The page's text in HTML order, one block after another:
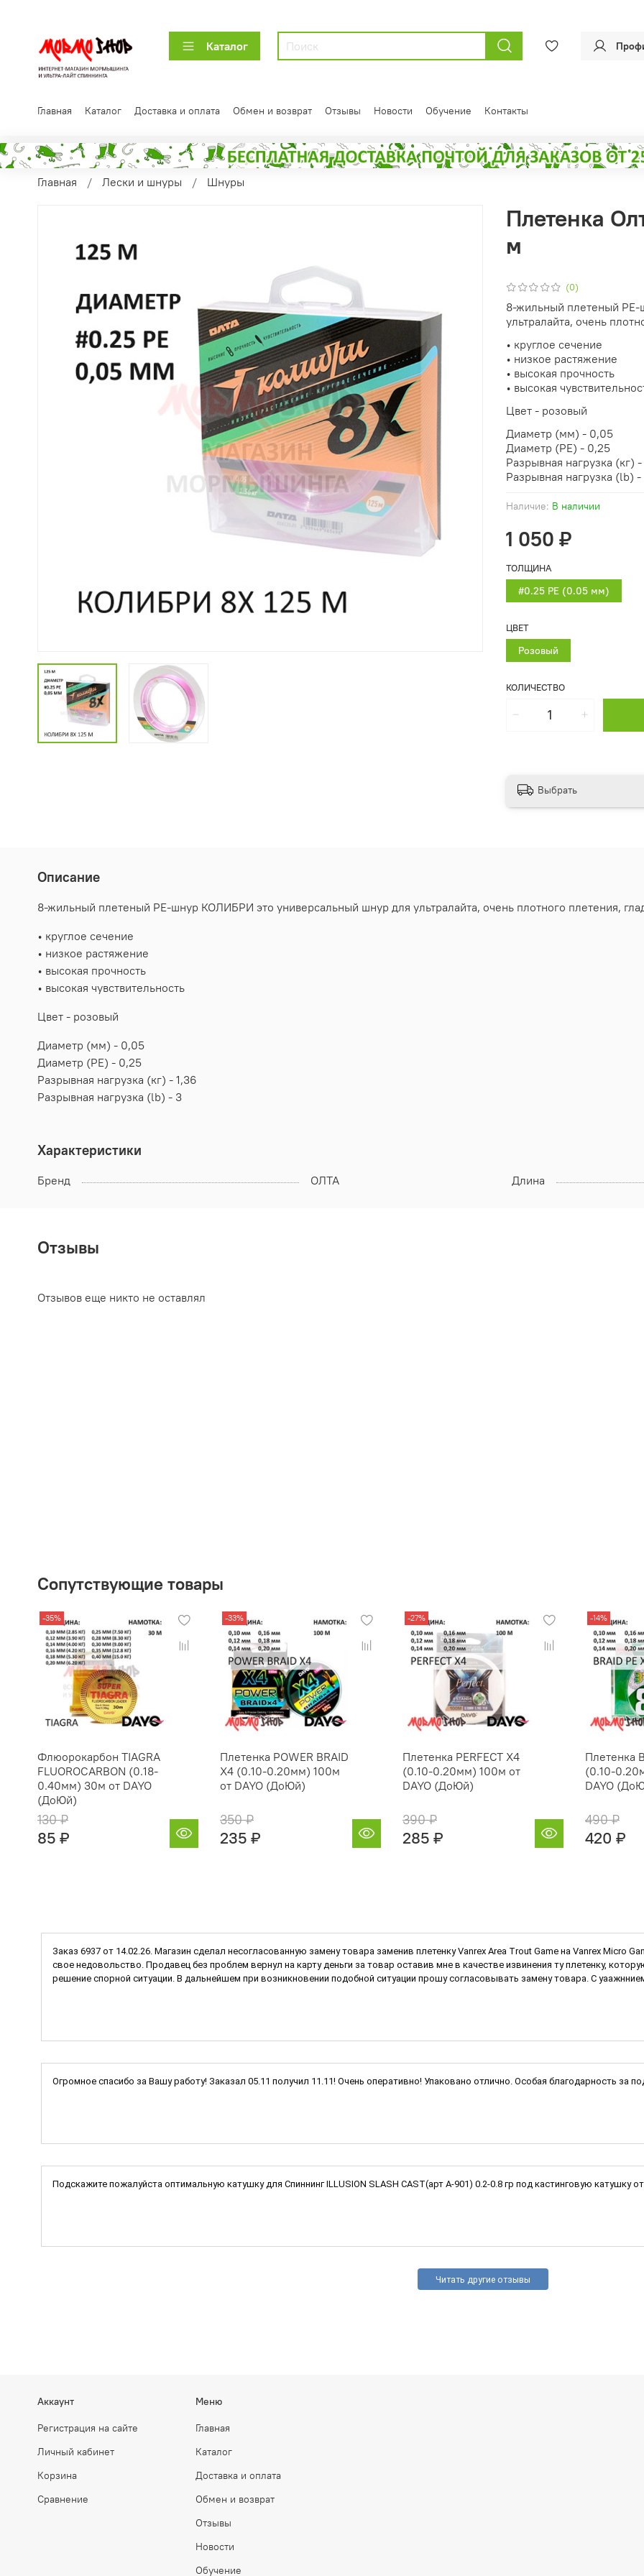
Каталог
Главная Каталог Доставка и оплата Обмен и возврат Отзывы Новости Обучение Контакты
Главная Лески и шнуры Шнуры
(0)
Наличие: В наличии
Плетенка
м
1 050 ₽
КОЛИЧЕСТВО
ТОЛЩИНА
#0.25 PE (0.05 мм)
ЦВЕТ
Розовый
8-жильный плетеный
ультралайта, очень
• круглое сечение
• низкое растяжение
• высокая прочность
• высокая
Цвет - розовый
Диаметр (мм) - 0,05
Диаметр (PE) - 0,25
Разрывная нагрузка (кг) -
Разрывная нагрузка (lb) -
Выбрать
Описание
8-жильный плетеный PE-шнур КОЛИБРИ это универсальный шнур для ультралайта, очень плотного плетения,
• круглое сечение
• низкое растяжение
• высокая прочность
• высокая чувствительность
Цвет - розовый
Диаметр (мм) - 0,05
Диаметр (PE) - 0,25
Разрывная нагрузка (кг) - 1,36
Разрывная нагрузка (lb) - 3
Характеристики
Бренд ОЛТА Длина
Отзывы
Отзывов еще никто не оставлял
Сопутствующие товары
-35%
Флюорокарбон TIAGRA
FLUOROCARBON (0.18-
0.40мм) 30м от DAYO
(ДоЮй)
130 ₽
85 ₽
-33%
Плетенка POWER BRAID
X4 (0.10-0.20мм) 100м
от DAYO (ДоЮй)
350 ₽
235 ₽
-27%
Плетенка PERFECT X4
(0.10-0.20мм) 100м от
DAYO (ДоЮй)
390 ₽
285 ₽
-14%
Плетенка
(0.10-
DAYO
490 ₽
420 ₽
Заказ 6937 от 14.02.26. Магазин сделал несогласованную замену товара заменив плетенку Vanrex Area Trout Game на Vanrex Micro
свое недовольство. Продавец без проблем вернул на карту деньги за товар оставив мне в качестве извинения ту плетенку,
решение спорной ситуации. В дальнейшем при возникновении подобной ситуации прошу согласовывать замену товара. С
Огромное спасибо за Вашу работу! Заказал 05.11 получил 11.11! Очень оперативно! Упаковано отлично. Особая благодарность за
Подскажите пожалуйста оптимальную катушку для Спиннинг ILLUSION SLASH CAST(арт A-901) 0.2-0.8 гр под кастинговую катушку
Читать другие отзывы
Аккаунт
Регистрация на сайте
Личный кабинет
Корзина
Сравнение
Меню
Главная
Каталог
Доставка и оплата
Обмен и возврат
Отзывы
Новости
Обучение